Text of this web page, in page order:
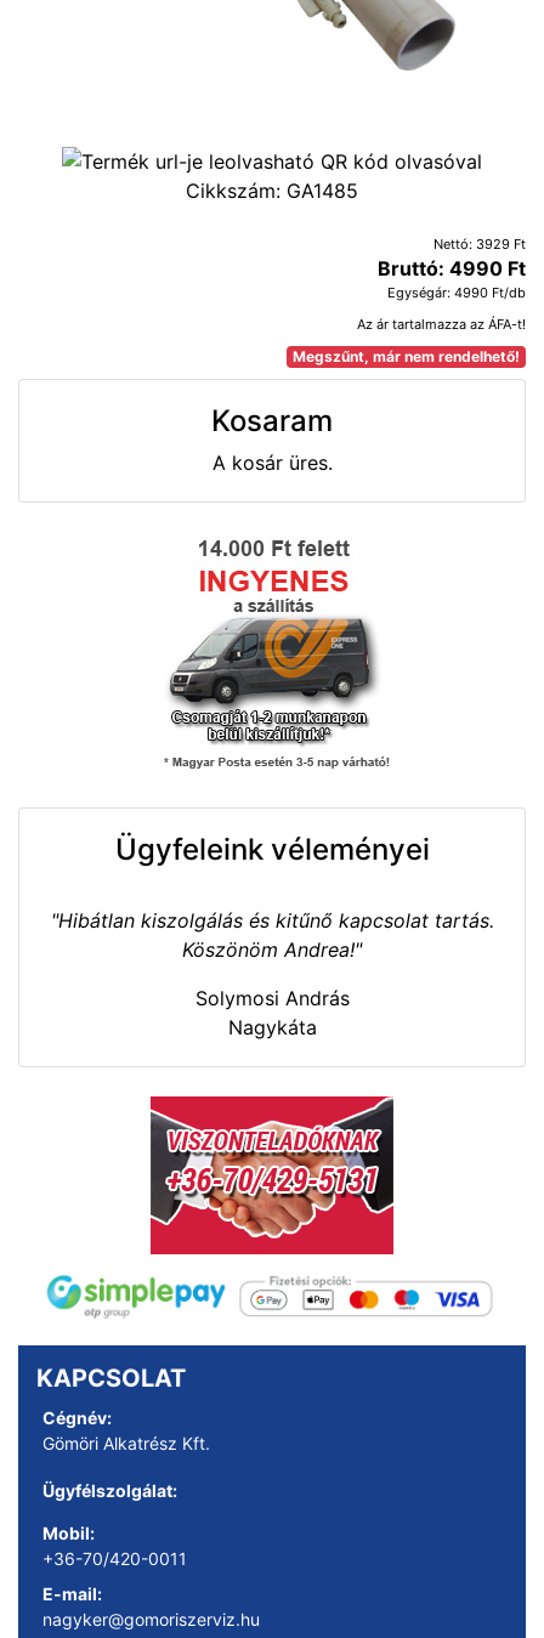
Cikkszám: GA1485
Nettó: 3929 Ft
Bruttó: 4990 Ft
Egységár: 4990 Ft/db
Az ár tartalmazza az ÁFA-t!
Megszűnt, már nem rendelhető!
Kosaram
A kosár üres.
Ügyfeleink véleményei
"Hibátlan kiszolgálás és kitűnő kapcsolat tartás.
Köszönöm Andrea!"
Solymosi András
Nagykáta
KAPCSOLAT
Cégnév:
Gömöri Alkatrész Kft.
Ügyfélszolgálat:
Mobil:
+36-70/420-0011
E-mail:
nagyker@gomoriszerviz.hu